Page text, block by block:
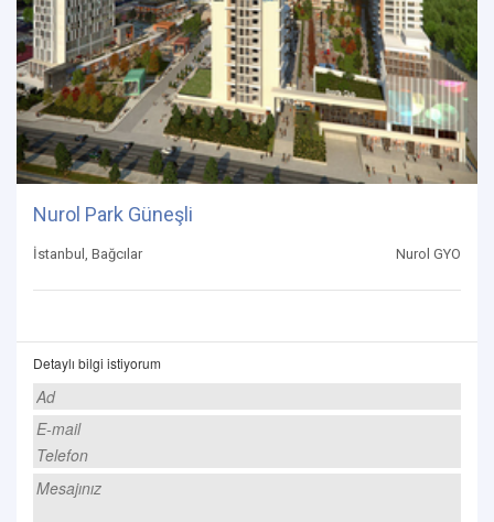
Nurol Park Güneşli
İstanbul, Bağcılar Nurol GYO
Detaylı bilgi istiyorum